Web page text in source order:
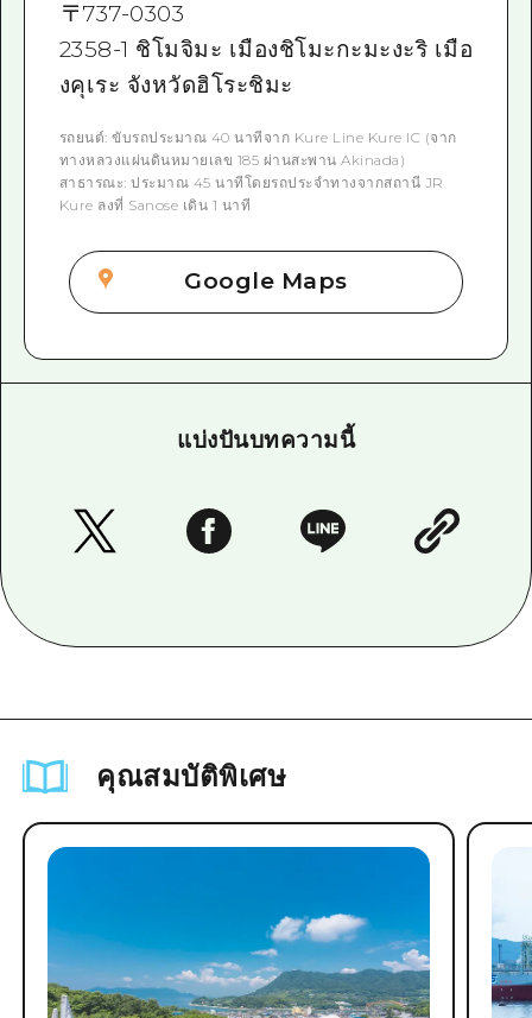
〒737-0303
2358-1 ชิโมจิมะ เมืองชิโมะกะมะงะริ เมือ
งคุเระ จังหวัดฮิโระชิมะ
รถยนต์: ขับรถประมาณ 40 นาทีจาก Kure Line Kure IC (จาก
ทางหลวงแผ่นดินหมายเลข 185 ผ่านสะพาน Akinada)
สาธารณะ: ประมาณ 45 นาทีโดยรถประจำทางจากสถานี JR
Kure ลงที่ Sanose เดิน 1 นาที
Google Maps
แบ่งปันบทความนี้
คุณสมบัติพิเศษ